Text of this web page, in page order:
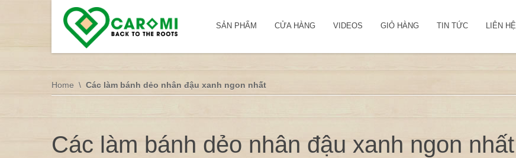
SẢN PHẨM CỬA HÀNG VIDEOS GIỎ HÀNG TIN TỨC LIÊN HỆ
Home Các làm bánh dẻo nhân đậu xanh ngon nhất
Các làm bánh dẻo nhân đậu xanh ngon nhất